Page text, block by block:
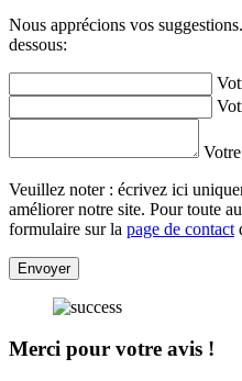
Nous apprécions vos
dessous:
Veuillez noter : écrivez ici
améliorer notre site. Pour toute
formulaire sur la page de contact
Envoyer
Merci pour votre avis !